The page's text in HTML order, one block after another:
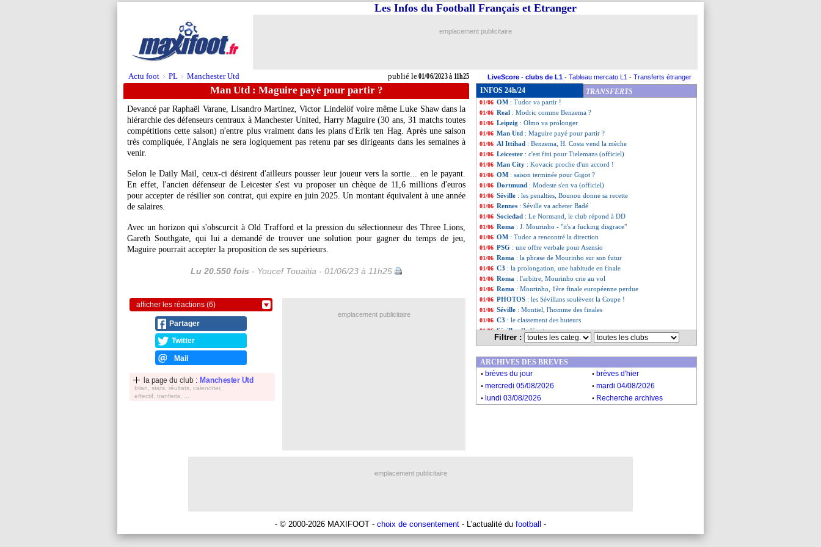
Actu foot > PL > Manchester Utd publié le01/06/2023 à 11h25
Les Infos du Football Français et Etranger
emplacement publicitaire
LiveScore - clubs de L1 - Tableau mercato L1 - Transferts étranger
Man Utd : Maguire payé pour partir ?
Devancé par Raphaël Varane, Lisandro Martinez, Victor Lindelöf voire même Luke Shaw dans la
hiérarchie des défenseurs centraux à Manchester United, HarryMaguire (30 ans, 31 matchs toutes
compétitions cette saison) n'entre plus vraiment dans les plans d'Erik ten Hag. Après une saison
très compliquée, l'Anglais ne sera logiquement pas retenu par ses dirigeants dans les semaines à
venir.
Selon le Daily Mail, ceux-ci désirent d'ailleurs pousser leur joueur vers la sortie... en le payant.
En effet, l'ancien défenseur de Leicester s'est vu proposer un chèque de 11,6 millions d'euros
pour accepter de résilier son contrat, qui expire en juin 2025. Un montant équivalent à une année
de salaires.
Avec un horizon qui s'obscurcit à Old Trafford et la pression du sélectionneur des Three Lions,
Gareth Southgate, qui lui a demandé de trouver une solution pour gagner du temps de jeu,
Maguire pourrait accepter la proposition de ses supérieurs.
Lu 20.550 fois - Youcef Touaitia - 01/06/23 à 11h25
afficher les réactions (6)
Partager
Twitter
Mail
la page du club : Manchester Utd
bilan, stats, réultats, calendrier,
effectif, tranferts, ...
INFOS 24h/24 TRANSFERTS
01/06 PSG: Domenech tacle... la femme de Rico
01/06 PSG
01/06 Chelsea : Mount proche de Manchester United ?
01/06 Trabzonspor : Hamsik va prendre sa retraite
01/06 OM : Tudor va partir !
01/06 Real : Modric comme Benzema ?
01/06 Leipzig : Olmo va prolonger
01/06 Man Utd : Maguire payé pour partir ?
01/06 Al Ittihad : Benzema, H. Costa vend la mèche
01/06 Leicester : c'est fini pour Tielemans (officiel)
01/06 Man City : Kovacic proche d'un accord !
01/06 OM : saison terminée pour Gigot ?
01/06 Dortmund : Modeste s'en va (officiel)
01/06 Séville : les penalties, Bounou donne sa recette
01/06 Rennes : Séville va acheter Badé
01/06 Sociedad : Le Normand, le club répond à DD
01/06 Roma : J. Mourinho - "it's a fucking disgrace"
01/06 OM : Tudor a rencontré la direction
01/06 PSG : une offre verbale pour Asensio
01/06 Roma : la phrase de Mourinho sur son futur
01/06 C3 : la prolongation, une habitude en finale
01/06 Roma : l'arbitre, Mourinho crie au vol
01/06 Roma : Mourinho, 1ère finale européenne perdue
01/06 PHOTOS : les Sévillans soulèvent la Coupe !
01/06 Séville : Montiel, l'homme des finales
01/06 C3 : le classement des buteurs
01/06 Séville: Badé est aux anges
C3: le palmarès de la compétition
01/06 C3: FC Séville 1-1 (4-1 tab) Roma
... Liste des brèves du mer. 31 mai 2023
Liste des brèves du mar. 30 mai 2023
Filtrer :
emplacement publicitaire
ARCHIVES DES BREVES
. brèves du jour . brèves d'hier
. mercredi 05/08/2026 . mardi 04/08/2026
. lundi 03/08/2026 . Recherche archives
emplacement publicitaire
- © 2000-2026 MAXIFOOT - choix de consentement - L'actualité du football -